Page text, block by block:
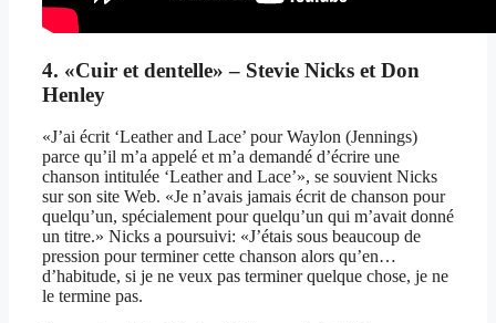
4. «Cuir et dentelle» – Stevie Nicks et Don
Henley
«J’ai écrit ‘Leather and Lace’ pour Waylon (Jennings)
parce qu’il m’a appelé et m’a demandé d’écrire une
chanson intitulée ‘Leather and Lace’», se souvient Nicks
sur son site Web. «Je n’avais jamais écrit de chanson pour
quelqu’un, spécialement pour quelqu’un qui m’avait donné
un titre.» Nicks a poursuivi: «J’étais sous beaucoup de
pression pour terminer cette chanson alors qu’en…
d’habitude, si je ne veux pas terminer quelque chose, je ne
le termine pas.